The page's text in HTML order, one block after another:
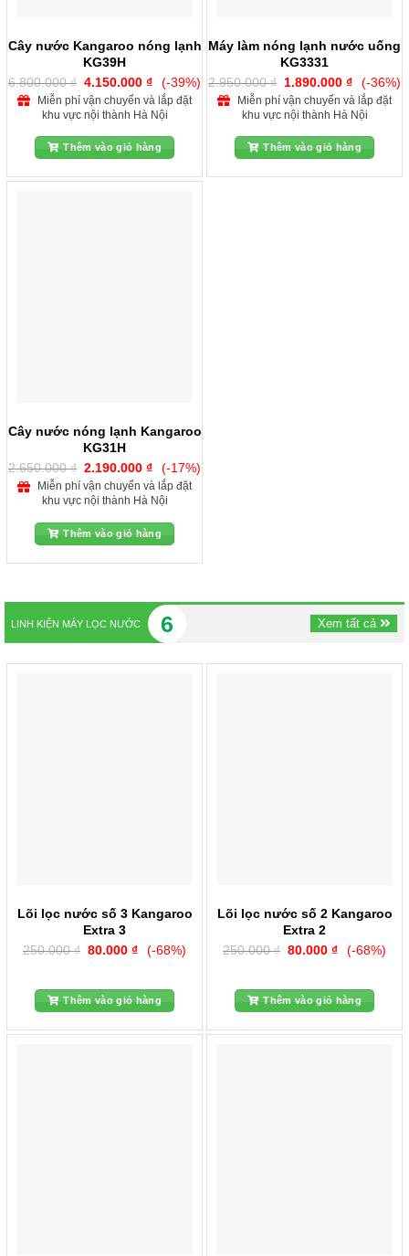
Cây nước Kangaroo nóng lạnh
KG39H
6.800.000₫ Giá
gốc
là:
6.800.000 ₫.
4.150.000₫Giá
hiện
tại
là:
(-39%)
khu vực nội thành Hà Nội
Thêm vào giỏ hàng
Máy làm nóng lạnh nước uống
KG3331
2.950.000₫
Giá
gốc
là:
2.950.000 ₫.
1.890.000₫Giá
hiện
tại
là:
(-36%)
khu vực nội thành Hà Nội
Thêm vào giỏ hàng
Cây nước nóng lạnh Kangaroo
KG31H
2.650.000₫ Giá
gốc
là:
2.650.000 ₫.
2.190.000₫Giá
hiện
tại
là:
(-17%)
khu vực nội thành Hà Nội
Thêm vào giỏ hàng
LINH KIỆN MÁY LỌC NƯỚC 6 Xem tất cả
Lõi lọc nước số 3 Kangaroo
Extra 3
250.000₫ Giá
80.000₫Giá
hiện
80.000 ₫.
(-68%)
Thêm vào giỏ hàng
Lõi lọc nước số 2 Kangaroo
Extra 2
250.000₫ Giá
80.000₫Giá
hiện
80.000 ₫.
(-68%)
Thêm vào giỏ hàng